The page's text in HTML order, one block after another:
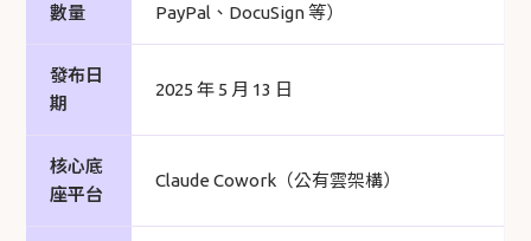
數量
PayPal、DocuSign 等）
發布日
期
2025 年 5 月 13 日
核心底
座平台
Claude Cowork（公有雲架構）